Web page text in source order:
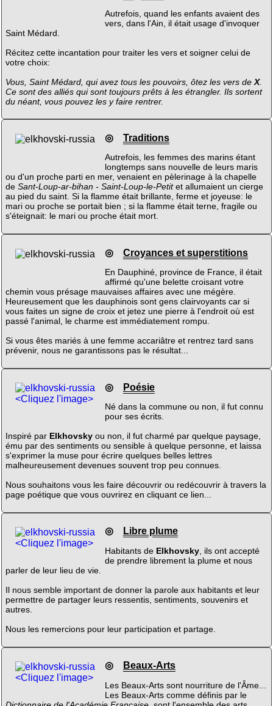
Autrefois, quand les enfants avaient des
vers, dans l'Ain, il était usage d'invoquer
Saint Médard.
Récitez cette incantation pour traiter les vers et soigner celui de
votre choix:
Vous, Saint Médard, qui avez tous les pouvoirs, ôtez les vers de X.
Ce sont des alliés qui sont toujours prêts à les étrangler. Ils sortent
du néant, vous pouvez les y faire rentrer.
◎ Traditions
Autrefois, les femmes des marins étant
longtemps sans nouvelle de leurs maris
ou d'un proche parti en mer, venaient en pèlerinage à la chapelle
de Sant-Loup-ar-bihan - Saint-Loup-le-Petitet allumaient un cierge
au pied du saint. Si la flamme était brillante, ferme et joyeuse: le
mari ou proche se portait bien ; si la flamme était terne, fragile ou
s'éteignait: le mari ou proche était mort.
◎ Croyances et superstitions
En Dauphiné, province de France, il était
affirmé qu'une belette croisant votre
chemin vous présage mauvaises affaires avec une mégère.
Heureusement que les dauphinois sont gens clairvoyants car si
vous faites un signe de croix et jetez une pierre à l'endroit où est
passé l'animal, le charme est immédiatement rompu.
Si vous êtes mariés à une femme accariâtre et rentrez tard sans
prévenir, nous ne garantissons pas le résultat...
<Cliquez l'image>
◎ Poésie
Né dans la commune ou non, il fut connu
pour ses écrits.
Inspiré par Elkhovskyou non, il fut charmé par quelque paysage,
ému par des sentiments ou sensible à quelque personne, et laissa
s'exprimer la muse pour écrire quelques belles lettres
malheureusement devenues souvent trop peu connues.
Nous souhaitons vous les faire découvrir ou redécouvrir à travers la
page poétique que vous ouvrirez en cliquant ce lien...
<Cliquez l'image>
◎ Libre plume
Habitants de Elkhovsky, ils ont accepté
de prendre librement la plume et nous
parler de leur lieu de vie.
Il nous semble important de donner la parole aux habitants et leur
permettre de partager leurs ressentis, sentiments, souvenirs et
autres.
Nous les remercions pour leur participation et partage.
<Cliquez l'image>
◎ Beaux-Arts
Les Beaux-Arts sont nourriture de l'Âme...
Les Beaux-Arts comme définis par le